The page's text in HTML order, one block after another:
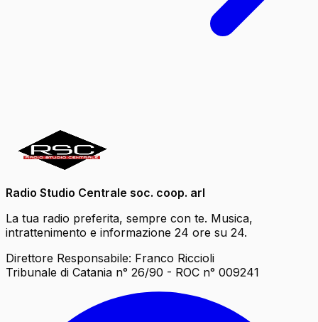
Radio Studio Centrale soc. coop. arl
La tua radio preferita, sempre con te. Musica,
intrattenimento e informazione 24 ore su 24.
Direttore Responsabile: Franco Riccioli
Tribunale di Catania n° 26/90 - ROC n° 009241